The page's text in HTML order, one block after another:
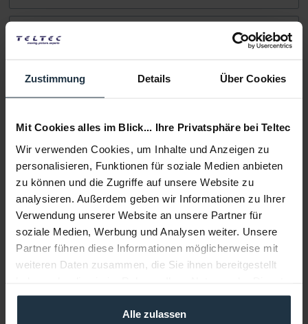
Zustimmung Details Über Cookies
Mit Cookies alles im Blick... Ihre Privatsphäre bei Teltec
Wir verwenden Cookies, um Inhalte und Anzeigen zu
personalisieren, Funktionen für soziale Medien anbieten
zu können und die Zugriffe auf unsere Website zu
analysieren. Außerdem geben wir Informationen zu Ihrer
Verwendung unserer Website an unsere Partner für
soziale Medien, Werbung und Analysen weiter. Unsere
Partner führen diese Informationen möglicherweise mit
weiteren Daten zusammen, die Sie ihnen bereitgestellt
gesammelt haben.
Alle zulassen
mehr
Weitere Artikel von Rode ansehen
Rode BLIMP Mark II
Korbwindschutzsystem für Mikrofone bis max. 325 mm
Brutto: € 225,03